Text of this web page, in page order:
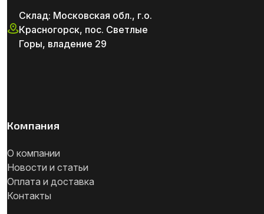
Склад: Московская обл., г.о.
Красногорск, пос. Светлые
Горы, владение 29
Компания
О компании
Новости и статьи
Оплата и доставка
Контакты